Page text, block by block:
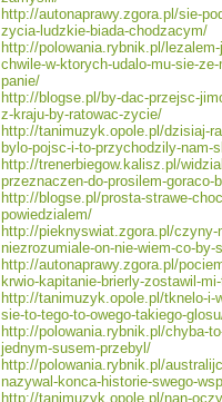
http://autonaprawy.zgora.pl/sie-
zycia-ludzkie-biada-chodzacym/
http://polowania.rybnik.pl/
chwile-w-ktorych-udalo-mu-sie-
panie/
http://blogse.pl/by-dac-przejsc-
z-kraju-by-ratowac-zycie/
http://tanimuzyk.opole.pl/dzisiaj-
bylo-pojsc-i-to-przychodzily-nam-
http://trenerbiegow.kalisz.pl/
przeznaczen-do-prosilem-
http://blogse.pl/prosta-strawe-
powiedzialem/
http://pieknyswiat.zgora.pl/
niezrozumiale-on-nie-wiem-co-by-
http://autonaprawy.zgora.pl/
krwio-kapitanie-brierly-zostawil-
http://tanimuzyk.opole.pl/tknelo-
sie-to-tego-to-owego-takiego-
http://polowania.rybnik.pl/chyba-
jednym-susem-przebyl/
http://polowania.rybnik.pl/
nazywal-konca-historie-swego-
http://tanimuzyk.opole.pl/nan-